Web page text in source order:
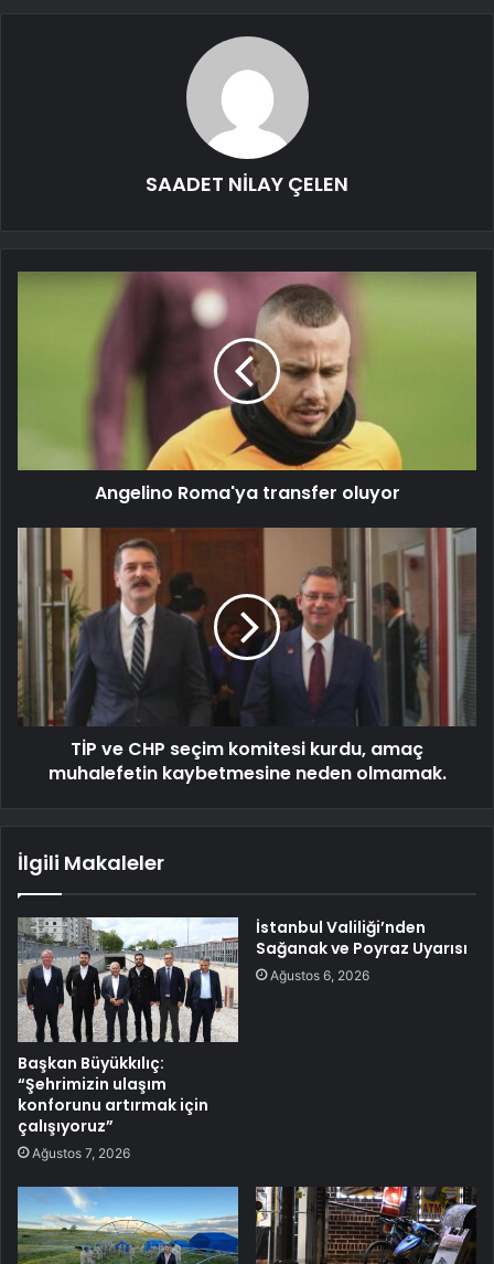
SAADET NİLAY ÇELEN
Angelino Roma'ya transfer oluyor
TİP ve CHP seçim komitesi kurdu, amaç
muhalefetin kaybetmesine neden olmamak.
İlgili Makaleler
Başkan Büyükkılıç:
“Şehrimizin ulaşım
konforunu artırmak için
çalışıyoruz”
Ağustos 7, 2026
İstanbul Valiliği’nden
Sağanak ve Poyraz Uyarısı
Ağustos 6, 2026